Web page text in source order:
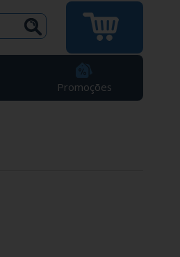
Promoções